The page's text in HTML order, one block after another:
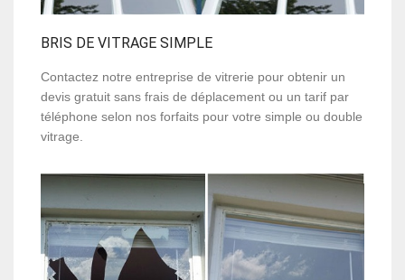
BRIS DE VITRAGE SIMPLE
Contactez notre entreprise de vitrerie pour obtenir un
devis gratuit sans frais de déplacement ou un tarif par
téléphone selon nos forfaits pour votre simple ou double
vitrage.